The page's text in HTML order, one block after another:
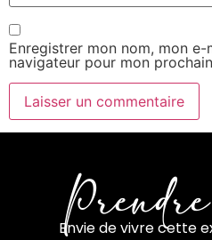
Enregistrer mon nom, mon
navigateur pour mon
Envie de vivre cette